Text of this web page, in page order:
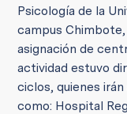
Psicología de la
campus
asignación de
actividad estuvo
ciclos, quienes
como: Hospital